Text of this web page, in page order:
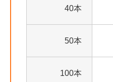
40本
50本
100本